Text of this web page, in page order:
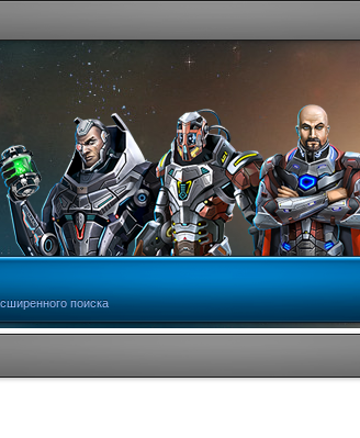
поиска